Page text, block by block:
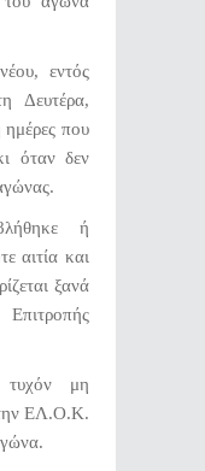
εντός
Δευτέρα,
που
όταν δεν
ή
αιτία και
ξανά
τυχόν μη
ΕΛ.Ο.Κ.